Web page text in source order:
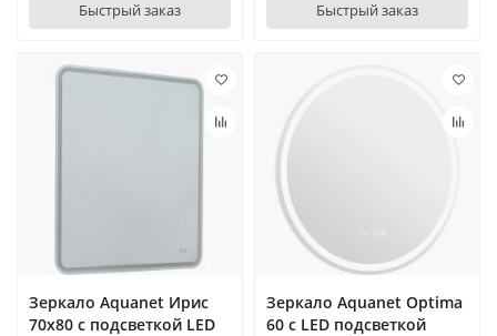
Быстрый заказ Быстрый заказ
Зеркало Aquanet Ирис
70x80 с подсветкой LED
Зеркало Aquanet Optima
60 с LED подсветкой